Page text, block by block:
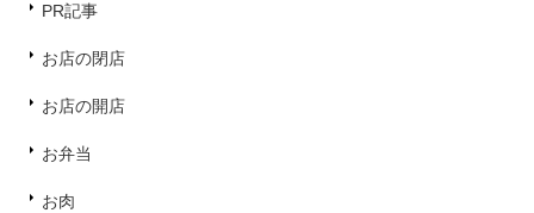
PR記事
お店の閉店
お店の開店
お弁当
お肉